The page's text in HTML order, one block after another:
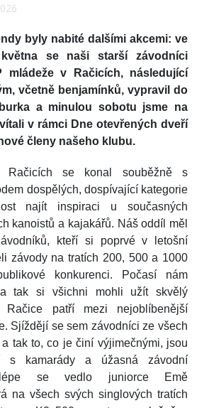
byly nabité dalšími akcemi: ve
se naši starší závodníci
mládeže v Račicích, následující
včetně benjamínků, vypravil do
a minulou sobotu jsme na
v rámci Dne otevřených dveří
členy našeho klubu.
se konal souběžně s
dospělých, dospívající kategorie
najít inspiraci u současných
kanoistů a kajakářů. Náš oddíl měl
kteří si poprvé v letošní
závody na tratích 200, 500 a 1000
konkurenci. Počasí nám
tak si všichni mohli užít skvělý
Račice patří mezi nejoblíbenější
Sjíždějí se sem závodníci ze všech
tak to, co je činí výjimečnými, jsou
s kamarády a úžasná závodní
se vedlo juniorce Emě
na všech svých singlových tratích